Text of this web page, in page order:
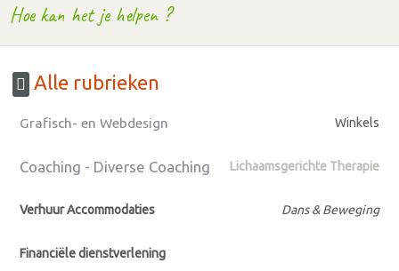
Hoe kan het je helpen ?
Alle rubrieken
Grafisch- en Webdesign Winkels
Coaching - Diverse Coaching Lichaamsgerichte Therapie
Verhuur Accommodaties Dans & Beweging
Financiële dienstverlening